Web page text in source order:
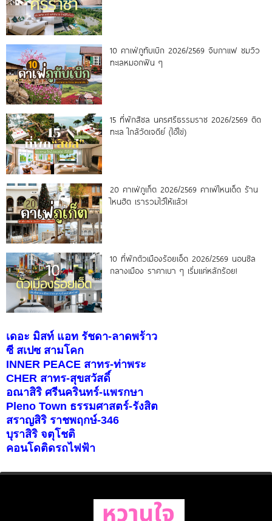
10 คาเฟ่ภูทับเบิก 2026/2569 จิบกาแฟ ชมวิว
ทะเลหมอกฟิน ๆ
15 ที่พักสิชล นครศรีธรรมราช 2026/2569 ติด
ทะเล ใกล้วัดเจดีย์ (ไอ้ไข่)
20 คาเฟ่ภูเก็ต 2026/2569 คาเฟ่ไหนเด็ด ร้าน
ไหนฮิต เรารวมไว้ให้แล้ว!
10 ที่พักตัวเมืองร้อยเอ็ด 2026/2569 นอนชิล
กลางเมือง ราคาเบา ๆ เริ่มแค่หลักร้อย!
เดอะ มิสท์ แอท รัชดา-ลาดพร้าว
ซี สเปซ สามโคก
INNER PEACE สาทร-ท่าพระ
CHER สาทร-สุขสวัสดิ์
อณาสิริ ศรีนครินทร์-แพรกษา
Pleno Town ธรรมศาสตร์-รังสิต
สราญสิริ ราชพฤกษ์-346
บุราสิริ จตุโชติ
คอนโดติดรถไฟฟ้า